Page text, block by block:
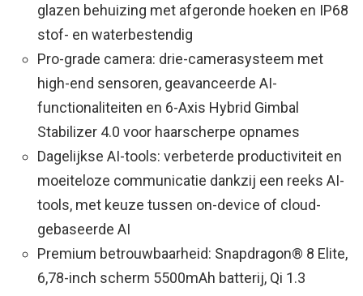
glazen behuizing met afgeronde hoeken en IP68
stof- en waterbestendig
Pro-grade camera: drie-camerasysteem met
high-end sensoren, geavanceerde AI-
functionaliteiten en 6-Axis Hybrid Gimbal
Stabilizer 4.0 voor haarscherpe opnames
Dagelijkse AI-tools: verbeterde productiviteit en
moeiteloze communicatie dankzij een reeks AI-
tools, met keuze tussen on-device of cloud-
gebaseerde AI
Premium betrouwbaarheid: Snapdragon® 8 Elite,
6,78-inch scherm 5500mAh batterij, Qi 1.3